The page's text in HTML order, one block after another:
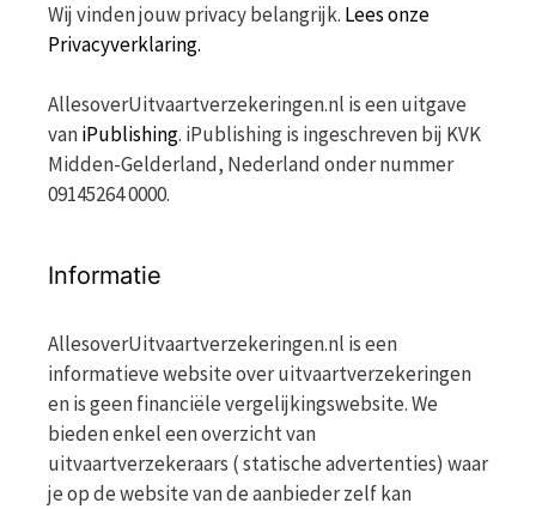
Wij vinden jouw privacy belangrijk. Lees onze
Privacyverklaring.
AllesoverUitvaartverzekeringen.nl is een uitgave
vaniPublishing. iPublishing is ingeschreven bij KVK
Midden-Gelderland, Nederland onder nummer
09145264 0000.
Informatie
AllesoverUitvaartverzekeringen.nl is een
informatieve website over uitvaartverzekeringen
en is geen financiële vergelijkingswebsite. We
bieden enkel een overzicht van
uitvaartverzekeraars ( statische advertenties) waar
je op de website van de aanbieder zelf kan